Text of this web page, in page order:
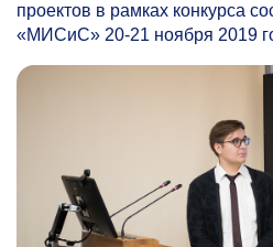
проектов в рамках конкурса
«МИСиС» 20-21 ноября 2019